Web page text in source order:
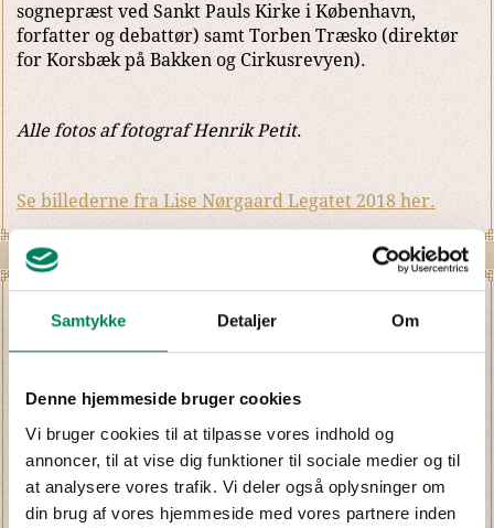
Samtykke Detaljer Om
Denne hjemmeside bruger cookies
Vi bruger cookies til at tilpasse vores indhold og
annoncer, til at vise dig funktioner til sociale medier og til
at analysere vores trafik. Vi deler også oplysninger om
din brug af vores hjemmeside med vores partnere inden
sognepræst ved Sankt Pauls Kirke i København,
forfatter og debattør) samt Torben Træsko (direktør
for Korsbæk på Bakken og Cirkusrevyen).
Alle fotos af fotograf Henrik Petit.
Se billederne fra Lise Nørgaard Legatet 2018 her.